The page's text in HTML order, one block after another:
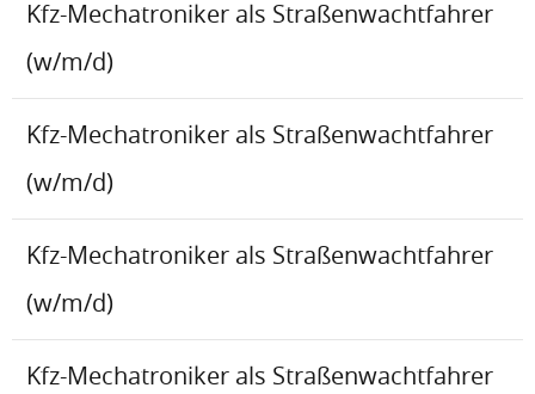
Kfz-Mechatroniker als Straßenwachtfahrer
(w/m/d)
Kfz-Mechatroniker als Straßenwachtfahrer
(w/m/d)
Kfz-Mechatroniker als Straßenwachtfahrer
(w/m/d)
Kfz-Mechatroniker als Straßenwachtfahrer